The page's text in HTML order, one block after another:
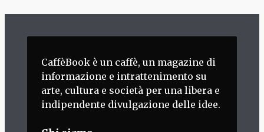
CaffèBook è un caffè, un magazine di
informazione e intrattenimento su
arte, cultura e società per una libera e
indipendente divulgazione delle idee.